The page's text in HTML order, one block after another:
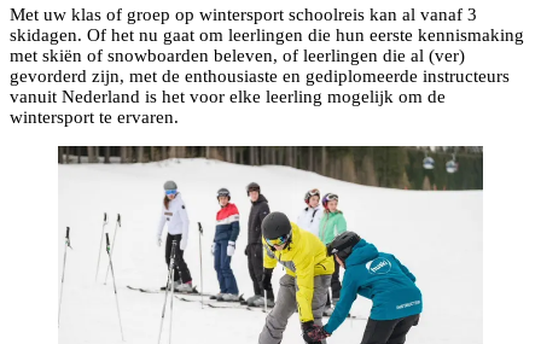
Met uw klas of groep op wintersport schoolreis kan al vanaf 3
skidagen. Of het nu gaat om leerlingen die hun eerste kennismaking
met skiën of snowboarden beleven, of leerlingen die al (ver)
gevorderd zijn, met de enthousiaste en gediplomeerde instructeurs
vanuit Nederland is het voor elke leerling mogelijk om de
wintersport te ervaren.